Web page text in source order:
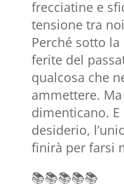
frecciatine e
tensione tra
Perché sotto
ferite del
qualcosa che
ammettere.
dimenticano. E
desiderio,
finirà per farsi
📚📚📚📚📚